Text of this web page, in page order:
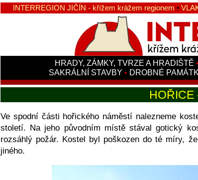
INTERREGION JIČÍN - křížem krážem regionem •
HRADY, ZÁMKY, TVRZE A HRADIŠTĚ •
SAKRÁLNÍ STAVBY • DROBNÉ
HOŘICE
Ve spodní části hořického náměstí nalezneme
století. Na jeho původním místě stával gotický
rozsáhlý požár. Kostel byl poškozen do té míry,
jiného.